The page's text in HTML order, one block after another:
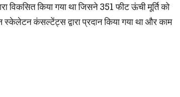
विकसित किया गया था जिसने 351 फीट ऊंची मूर्ति को
कंसल्टेंट्स द्वारा प्रदान किया गया था और काम